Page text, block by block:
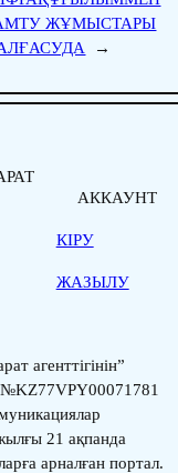
ЖҰМЫСТАРЫ
→
АККАУНТ
КІРУ
ЖАЗЫЛУ
агенттігінін”
№KZ77VPY00071781
21 ақпанда
арналған портал.